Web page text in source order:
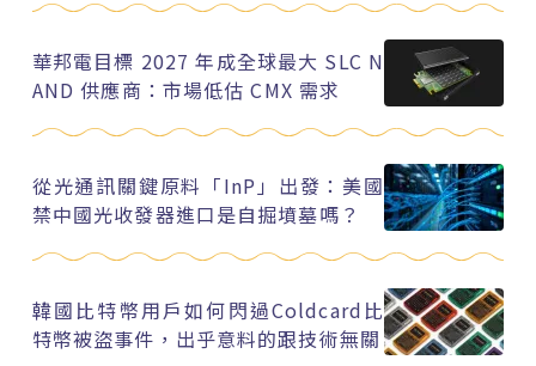
華邦電目標 2027 年成全球最大 SLC N
AND 供應商：市場低估 CMX 需求
從光通訊關鍵原料「InP」出發：美國
禁中國光收發器進口是自掘墳墓嗎？
韓國比特幣用戶如何閃過Coldcard比
特幣被盜事件，出乎意料的跟技術無關